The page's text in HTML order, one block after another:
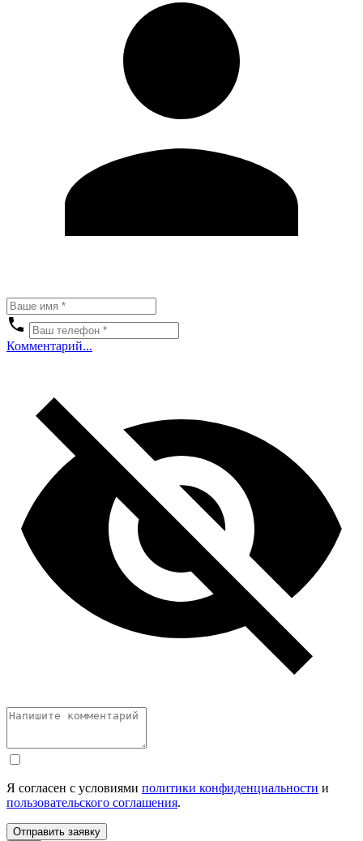
Комментарий...
Я согласен с условиями политики конфиденциальности и
пользовательского соглашения.
Отправить заявку